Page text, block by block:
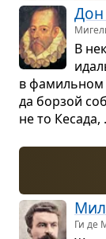
Дон
В
в фамиль­ном
да бор­зой
не то Кесада,
Ги де